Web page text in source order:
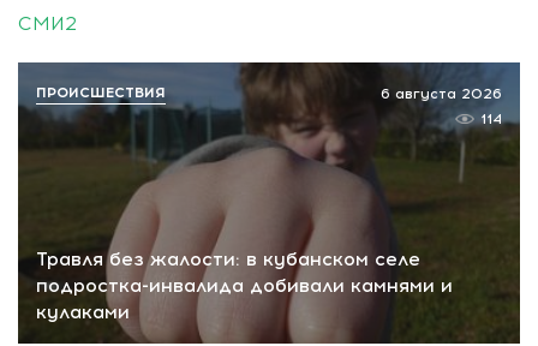
СМИ2
Травля без жалости: в кубанском селе
подростка-инвалида добивали камнями и
кулаками
6 августа 2026
114
ПРОИСШЕСТВИЯ